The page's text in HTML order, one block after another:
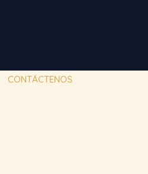
CONTÁCTENOS